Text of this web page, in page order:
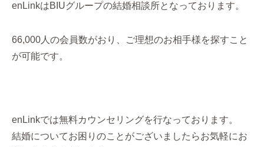
enLinkはBIUグループの結婚相談所となっております。
66,000人の会員数がおり、ご理想のお相手様を探すこと
が可能です。
enLinkでは無料カウンセリングを行なっております。
結婚についてお困りのことがございましたらお気軽にお